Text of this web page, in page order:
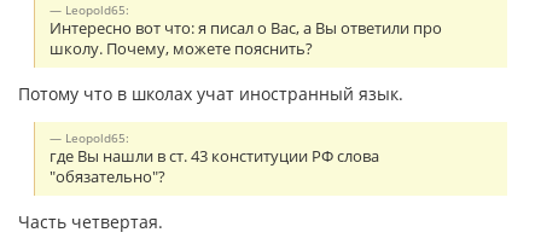
Leopold65:
Интересно вот что: я писал о Вас, а Вы ответили про
школу. Почему, можете пояснить?
Потому что в школах учат иностранный язык.
Leopold65:
где Вы нашли в ст. 43 конституции РФ слова
"обязательно"?
Часть четвертая.